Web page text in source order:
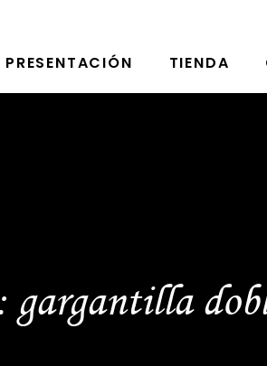
PRESENTACIÓN TIENDA
gargantilla